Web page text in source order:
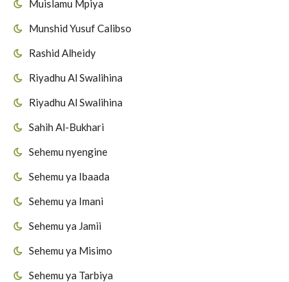
Muislamu Mpiya
Munshid Yusuf Calibso
Rashid Alheidy
Riyadhu Al Swalihina
Riyadhu Al Swalihina
Sahih Al-Bukhari
Sehemu nyengine
Sehemu ya Ibaada
Sehemu ya Imani
Sehemu ya Jamii
Sehemu ya Misimo
Sehemu ya Tarbiya